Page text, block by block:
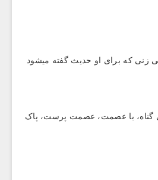
زنی که برای او حدیث گفته میشود
گناه، با عصمت، عصمت پرست، پاک